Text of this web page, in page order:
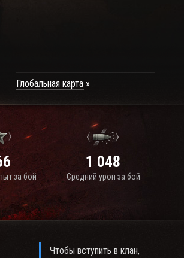
Глобальная карта
за бой
1 048
Средний урон за бой
Чтобы вступить в клан,